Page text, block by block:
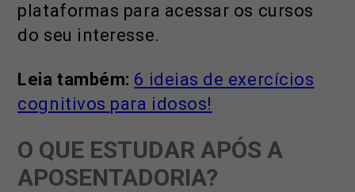
plataformas para acessar os cursos
do seu interesse.
Leia também: 6 ideias de exercícios
cognitivos para idosos!
O QUE ESTUDAR APÓS A
APOSENTADORIA?